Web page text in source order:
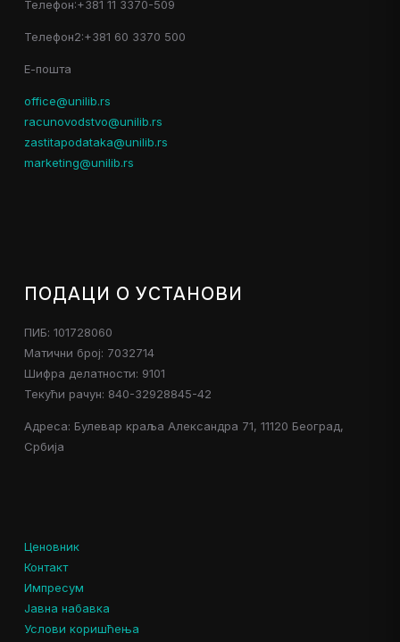
Телефон:+381 11 3370-509
Телефон2:+381 60 3370 500
Е-пошта
office@unilib.rs
racunovodstvo@unilib.rs
zastitapodataka@unilib.rs
marketing@unilib.rs
ПОДАЦИ О УСТАНОВИ
ПИБ: 101728060
Матични број: 7032714
Шифра делатности: 9101
Текући рачун: 840-32928845-42
Адреса: Булевар краља Александра 71, 11120 Београд,
Србија
Ценовник
Контакт
Импресум
Јавна набавка
Услови коришћења